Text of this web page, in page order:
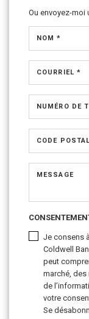
Ou envoyez-moi
NOM *
COURRIEL *
NUMÉRO DE
CODE
MESSAGE
Je consens
Coldwell
peut
marché,
de
votre
Se